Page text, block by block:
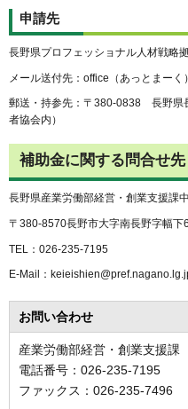
申請先
長野県プロフェッショナル人材戦略
メール送付先：office（あっとまー
郵送・持参先：〒380-0838 長野県
者協会内）
補助金に関する問合せ先
長野県産業労働部経営・創業支援課
〒380-8570長野市大字南長野字幅下
TEL：026-235-7195
E-Mail：
お問い合わせ
産業労働部経営・創業支援課
電話番号：026-235-7195
ファックス：026-235-7496